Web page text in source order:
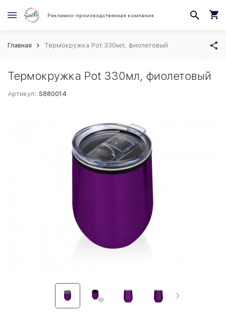
Рекламно-производственная компания
Главная Термокружка Pot 330мл, фиолетовый
Термокружка Pot 330мл, фиолетовый
Артикул: S880014